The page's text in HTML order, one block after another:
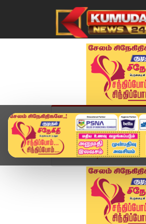
முகப்பு விளையாட்டு
Home வீடியோ ஸ்டோரி